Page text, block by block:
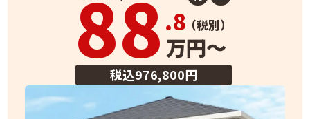
88.8
万円～
（税別）
税込976,800円